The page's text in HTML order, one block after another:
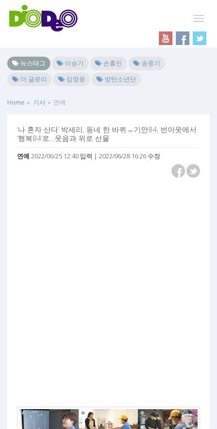
뉴스태그 이승기 손흥민
송중기
더 글로리
임영웅 방탄소년단
Home 기사 연예
‘나 혼자 산다’ 박세리, 동네 한 바퀴→기안84, 번아웃에서
‘행복84’로…웃음과 위로 선물
연예 2022/06/25 12:40 입력 | 2022/06/28 16:26 수정